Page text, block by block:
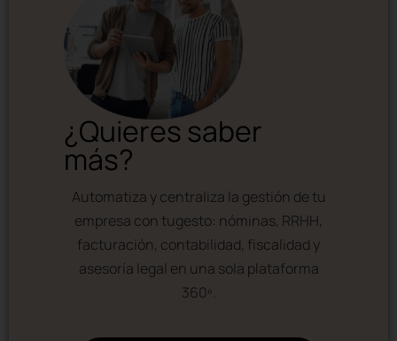
¿Quieres saber
más?
Automatiza y centraliza la gestión de tu
empresa con tugesto: nóminas, RRHH,
facturación, contabilidad, fiscalidad y
asesoría legal en una sola plataforma
360º.